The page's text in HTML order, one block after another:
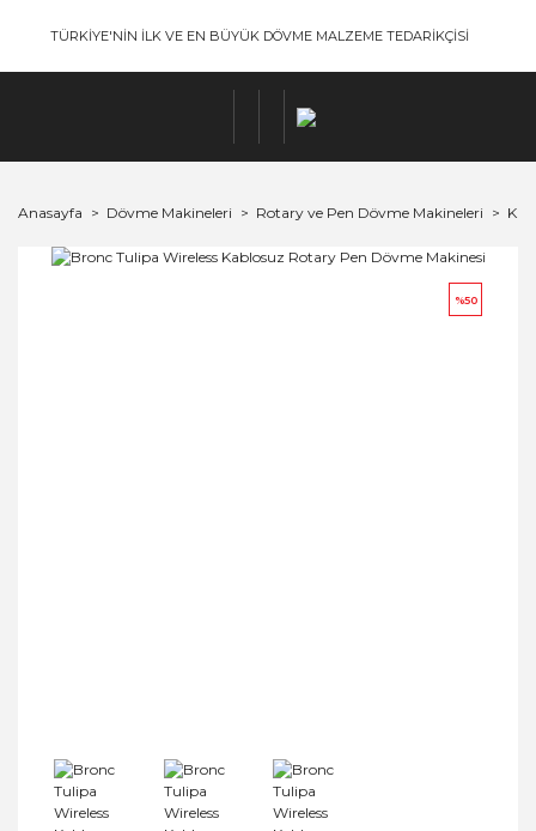
TÜRKİYE'NİN İLK VE EN BÜYÜK DÖVME MALZEME TEDARİKÇİSİ
Anasayfa Dövme Makineleri Rotary ve Pen Dövme Makineleri
%50